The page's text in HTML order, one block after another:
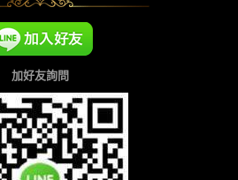
加好友詢問